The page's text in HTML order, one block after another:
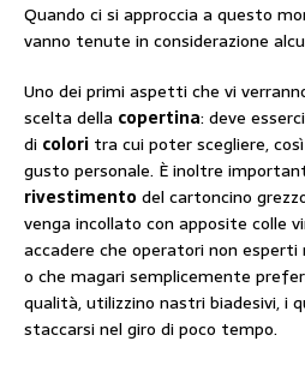
Quando ci si approccia a questo
vanno tenute in considerazione
Uno dei primi aspetti che vi
scelta della copertina: deve
di colori tra cui poter scegliere,
gusto personale. È inoltre
rivestimento del cartoncino
venga incollato con apposite colle
accadere che operatori non
o che magari semplicemente
qualità, utilizzino nastri biadesivi, i
staccarsi nel giro di poco tempo.